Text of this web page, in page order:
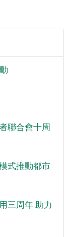
聯合會十周
式推動都市
三周年 助力